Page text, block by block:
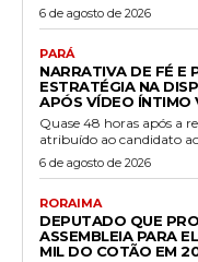
6 de agosto de 2026
PARÁ
NARRATIVA DE FÉ E
ESTRATÉGIA NA
APÓS VÍDEO ÍNTIMO
Quase 48 horas após a
atribuído ao candidato
6 de agosto de 2026
RORAIMA
DEPUTADO QUE
ASSEMBLEIA PARA
MIL DO COTÃO EM